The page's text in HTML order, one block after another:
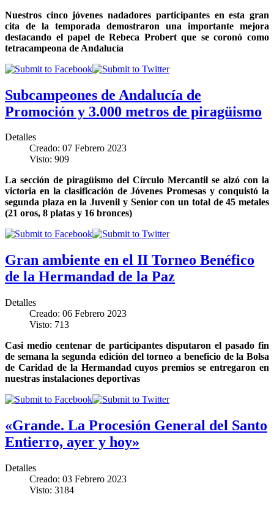
Nuestros cinco jóvenes nadadores participantes en esta gran
cita de la temporada demostraron una importante mejora
destacando el papel de Rebeca Probert que se coronó como
tetracampeona de Andalucía
Subcampeones de Andalucía de
Promoción y 3.000 metros de piragüismo
Detalles
Creado: 07 Febrero 2023
Visto: 909
La sección de piragüismo del Círculo Mercantil se alzó con la
victoria en la clasificación de Jóvenes Promesas y conquistó la
segunda plaza en la Juvenil y Senior con un total de 45 metales
(21 oros, 8 platas y 16 bronces)
Gran ambiente en el II Torneo Benéfico
de la Hermandad de la Paz
Detalles
Creado: 06 Febrero 2023
Visto: 713
Casi medio centenar de participantes disputaron el pasado fin
de semana la segunda edición del torneo a beneficio de la Bolsa
de Caridad de la Hermandad cuyos premios se entregaron en
nuestras instalaciones deportivas
«Grande. La Procesión General del Santo
Entierro, ayer y hoy»
Detalles
Creado: 03 Febrero 2023
Visto: 3184